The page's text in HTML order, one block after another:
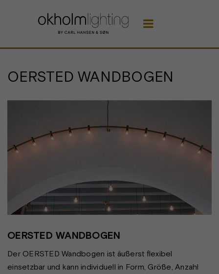

OERSTED WANDBOGEN
OERSTED WANDBOGEN
Der OERSTED Wandbogen ist äußerst flexibel
einsetzbar und kann individuell in Form, Größe, Anzahl